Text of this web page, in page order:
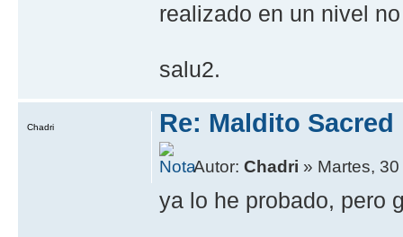
realizado en un nivel
salu2.
Re: Maldito Sacred
Autor:Chadri » Martes,
ya lo he probado, pero
Chadri